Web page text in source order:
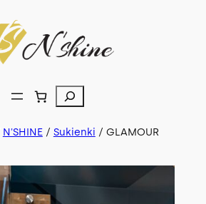
Szukaj
N'SHINE/ Sukienki / GLAMOUR